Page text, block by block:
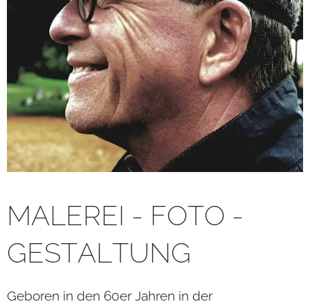
MALEREI - FOTO -
GESTALTUNG
Geboren in den 60er Jahren in der